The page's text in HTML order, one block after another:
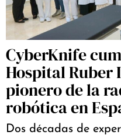
CyberKnife
Hospital
pionero de la
robótica en
Dos décadas de